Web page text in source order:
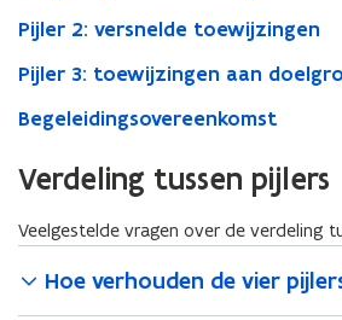
Pijler 2: versnelde toewijzingen
Pijler 3: toewijzingen aan
Begeleidingsovereenkomst
Verdeling tussen pijlers
Veelgestelde vragen over de verdeling
Hoe verhouden de vier